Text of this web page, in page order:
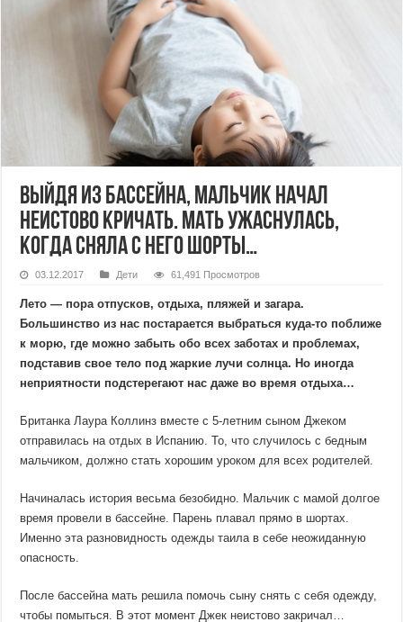
Выйдя из бассейна, мальчик начал
неистово кричать. Мать ужаснулась,
когда сняла с него шорты…
03.12.2017 Дети 61,491 Просмотров
Лето — пора отпусков, отдыха, пляжей и загара.
Большинство из нас постарается выбраться куда-то поближе
к морю, где можно забыть обо всех заботах и проблемах,
подставив свое тело под жаркие лучи солнца. Но иногда
неприятности подстерегают нас даже во время отдыха…
Британка Лаура Коллинз вместе с 5-летним сыном Джеком
отправилась на отдых в Испанию. То, что случилось с бедным
мальчиком, должно стать хорошим уроком для всех родителей.
Начиналась история весьма безобидно. Мальчик с мамой долгое
время провели в бассейне. Парень плавал прямо в шортах.
Именно эта разновидность одежды таила в себе неожиданную
опасность.
После бассейна мать решила помочь сыну снять с себя одежду,
чтобы помыться. В этот момент Джек неистово закричал…